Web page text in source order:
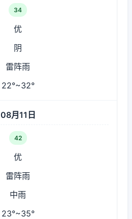
34
优
阴
雷阵雨
22°~32°
08月11日
42
优
雷阵雨
中雨
23°~35°